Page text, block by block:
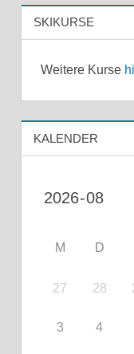
SKIKURSE
Weitere Kurse
KALENDER
M D
27 28
3 4